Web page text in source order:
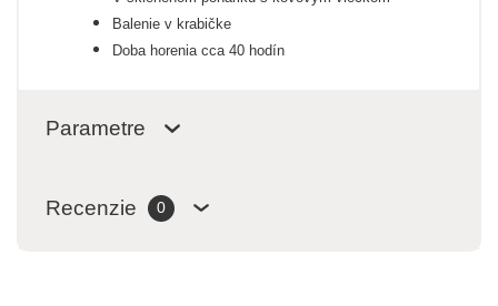
Balenie v krabičke
Doba horenia cca 40 hodín
Parametre
Recenzie 0